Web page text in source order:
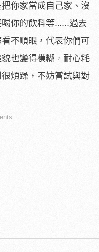
你家當成自己家、沒
你的飲料等......過去
不順眼，代表你們可
也變得模糊，耐心耗
煩躁，不妨嘗試與對